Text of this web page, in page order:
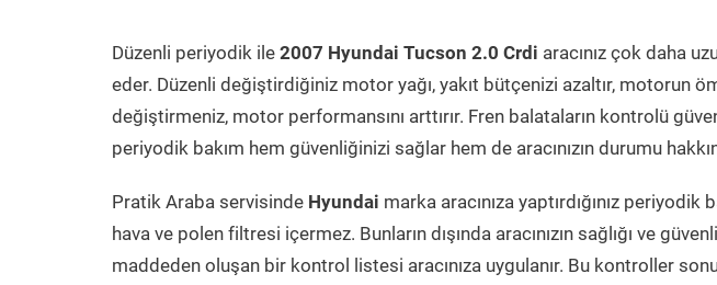
Düzenli periyodik ile 2007 Hyundai Tucson 2.0 Crdi aracınız çok daha
eder. Düzenli değiştirdiğiniz motor yağı, yakıt bütçenizi azaltır, motorun
değiştirmeniz, motor performansını arttırır. Fren balataların kontrolü
periyodik bakım hem güvenliğinizi sağlar hem de aracınızın durumu
Pratik Araba servisinde Hyundai marka aracınıza yaptırdığınız
hava ve polen filtresi içermez. Bunların dışında aracınızın sağlığı ve
maddeden oluşan bir kontrol listesi aracınıza uygulanır. Bu kontroller